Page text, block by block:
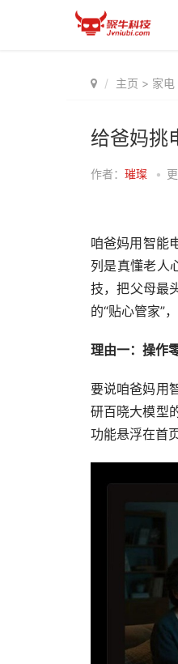
主页 > 家电
给爸妈挑
作者： 璀璨 •
咱爸妈用智能
列是真懂老人
技，把父母最
的“贴心管家”
理由一：操作
要说咱爸妈用
研百晓大模型
功能悬浮在首